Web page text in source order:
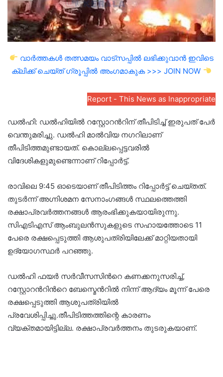
വാർത്തകൾ തത്സമയം വാട്സപ്പിൽ ലഭിക്കുവാൻ ഇവിടെ
ക്ലിക്ക് ചെയ്ത് ഗ്രൂപ്പിൽ അംഗമാകുക >>> JOIN NOW
Report - This News as Inappropriate
ഡൽഹി: ഡൽഹിയിൽ റസ്റ്റോറന്‍റിന് തീപിടിച്ച് ഇരുപത് പേർ
വെന്തുമരിച്ചു. ഡൽഹി മാൽവിയ നഗറിലാണ്
തീപിടിത്തമുണ്ടായത്. കൊല്ലപ്പെട്ടവരിൽ
വിദേശികളുമുണ്ടെന്നാണ് റിപ്പോര്‍ട്ട്.
രാവിലെ 9:45 ഓടെയാണ് തീപിടിത്തം റിപ്പോർട്ട് ചെയ്തത്.
തുടർന്ന് അഗ്നിശമന സേനാംഗങ്ങൾ സ്ഥലത്തെത്തി
രക്ഷാപ്രവർത്തനങ്ങൾ ആരംഭിക്കുകയായിരുന്നു.
സിഎടിഎസ് ആംബുലൻസുകളുടെ സഹായത്തോടെ 11
പേരെ രക്ഷപ്പെടുത്തി ആശുപത്രിയിലേക്ക് മാറ്റിയതായി
ഉദ്യോഗസ്ഥർ പറഞ്ഞു.
ഡൽഹി ഫയർ സർവീസസിന്‍റെ കണക്കനുസരിച്ച്,
റസ്റ്റോറന്‍റിന്‍റെ ബേസ്മെന്‍റിൽ നിന്ന് ആദ്യം മൂന്ന് പേരെ
രക്ഷപ്പെടുത്തി ആശുപത്രിയിൽ
പ്രവേശിപ്പിച്ചു.തീപിടിത്തത്തിന്റെ കാരണം
വ്യക്തമായിട്ടില്ല. രക്ഷാപ്രവർത്തനം തുടരുകയാണ്.